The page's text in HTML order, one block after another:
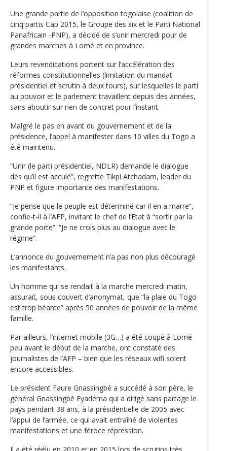
Une grande partie de l’opposition togolaise (coalition de
cinq partis Cap 2015, le Groupe des six et le Parti National
Panafricain -PNP), a décidé de s’unir mercredi pour de
grandes marches à Lomé et en province.
Leurs revendications portent sur l’accélération des
réformes constitutionnelles (limitation du mandat
présidentiel et scrutin à deux tours), sur lesquelles le parti
au pouvoir et le parlement travaillent depuis des années,
sans aboutir sur rien de concret pour l’instant.
Malgré le pas en avant du gouvernement et de la
présidence, l’appel à manifester dans 10 villes du Togo a
été maintenu.
“Unir (le parti présidentiel, NDLR) demande le dialogue
dès qu’il est acculé”, regrette Tikpi Atchadam, leader du
PNP et figure importante des manifestations.
“Je pense que le peuple est déterminé car il en a marre”,
confie-t-il à l’AFP, invitant le chef de l’Etat à “sortir par la
grande porte”. “Je ne crois plus au dialogue avec le
régime”.
L’annonce du gouvernement n’a pas non plus découragé
les manifestants.
Un homme qui se rendait à la marche mercredi matin,
assurait, sous couvert d’anonymat, que “la plaie du Togo
est trop béante” après 50 années de pouvoir de la même
famille.
Par ailleurs, l’internet mobile (3G…) a été coupé à Lomé
peu avant le début de la marche, ont constaté des
journalistes de l’AFP – bien que les réseaux wifi soient
encore accessibles.
Le président Faure Gnassingbé a succédé à son père, le
général Gnassingbé Eyadéma qui a dirigé sans partage le
pays pendant 38 ans, à la présidentielle de 2005 avec
l’appui de l’armée, ce qui avait entraîné de violentes
manifestations et une féroce répression.